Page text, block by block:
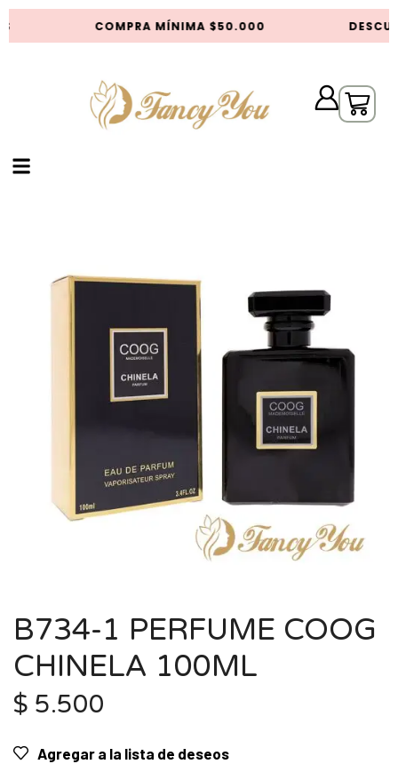
COMPRA MÍNIMA $50.000
B734-1 PERFUME COOG
CHINELA 100ML
$ 5.500
Agregar a la lista de deseos